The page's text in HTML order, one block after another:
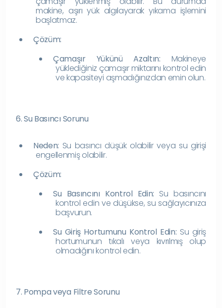
makine, aşırı yük algılayarak yıkama işlemini
başlatmaz.
Çözüm:
Çamaşır Yükünü Azaltın: Makineye
yüklediğiniz çamaşır miktarını kontrol edin
ve kapasiteyi aşmadığınızdan emin olun.
6. Su Basıncı Sorunu
Neden: Su basıncı düşük olabilir veya su girişi
engellenmiş olabilir.
Çözüm:
Su Basıncını Kontrol Edin: Su basıncını
kontrol edin ve düşükse, su sağlayıcınıza
başvurun.
Su Giriş Hortumunu Kontrol Edin: Su giriş
hortumunun tıkalı veya kıvrılmış olup
olmadığını kontrol edin.
7. Pompa veya Filtre Sorunu